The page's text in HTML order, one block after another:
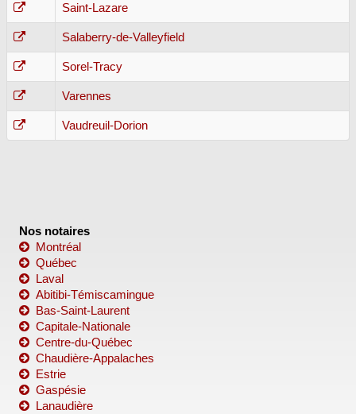
Saint-Lazare
Salaberry-de-Valleyfield
Sorel-Tracy
Varennes
Vaudreuil-Dorion
Nos notaires
Montréal
Québec
Laval
Abitibi-Témiscamingue
Bas-Saint-Laurent
Capitale-Nationale
Centre-du-Québec
Chaudière-Appalaches
Estrie
Gaspésie
Lanaudière